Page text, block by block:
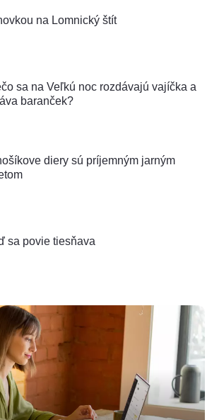
na Lomnický štít
sa na Veľkú noc rozdávajú vajíčka a
baranček?
diery sú príjemným jarným
sa povie tiesňava